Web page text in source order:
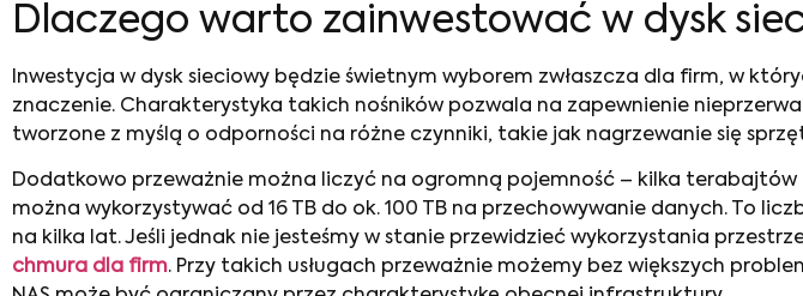
Dlaczego warto zainwestować w dysk
Inwestycja w dysk sieciowy będzie świetnym wyborem zwłaszcza dla firm, w
znaczenie. Charakterystyka takich nośników pozwala na zapewnienie
tworzone z myślą o odporności na różne czynniki, takie jak nagrzewanie się
Dodatkowo przeważnie można liczyć na ogromną pojemność – kilka
można wykorzystywać od 16 TB do ok. 100 TB na przechowywanie danych. To
na kilka lat. Jeśli jednak nie jesteśmy w stanie przewidzieć wykorzystania
chmura dla firm. Przy takich usługach przeważnie możemy bez większych